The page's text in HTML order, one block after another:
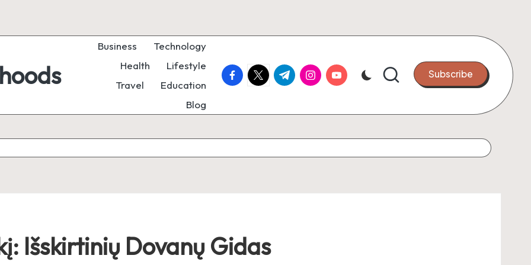
Business
Technology
Health
Lifestyle
Travel
Education
Blog
facebook.com
twitter.com
t.me instagram.com
youtube.com Subscribe
Išskirtinių Dovanų Gidas